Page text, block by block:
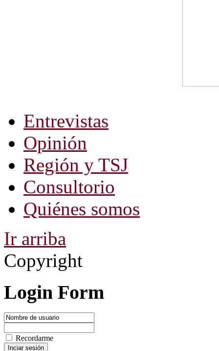
Entrevistas
Opinión
Región y TSJ
Consultorio
Quiénes somos
Ir arriba
Copyright
Login Form
Recordarme